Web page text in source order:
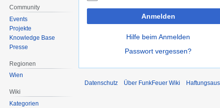
Anmelden
Hilfe beim Anmelden
Passwort vergessen?
Community
Events
Projekte
Knowledge Base
Presse
Regionen
Wien
Wiki
Kategorien
Datenschutz Über FunkFeuer Wiki